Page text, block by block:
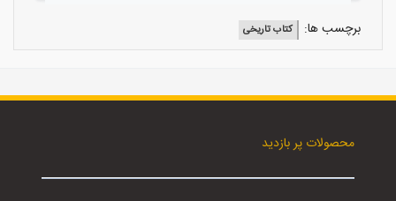
برچسب ها: کتاب تاریخی
محصولات پر بازدید